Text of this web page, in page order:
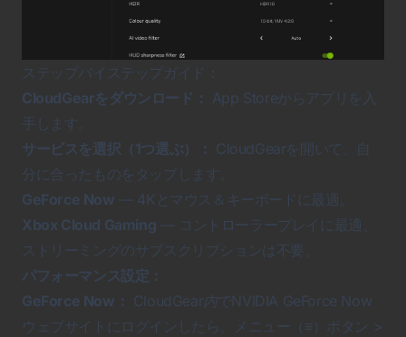
ステップバイステップガイド：
CloudGearをダウンロード： App Storeからアプリを入
手します。
サービスを選択（1つ選ぶ）： CloudGearを開いて、自
分に合ったものをタップします。
GeForce Now — 4Kとマウス＆キーボードに最適。
Xbox Cloud Gaming — コントローラープレイに最適、
ストリーミングのサブスクリプションは不要。
パフォーマンス設定：
GeForce Now： CloudGear内でNVIDIA GeForce Now
ウェブサイトにログインしたら、メニュー（≡）ボタン >